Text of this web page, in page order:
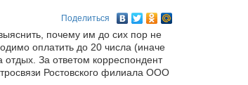
Поделиться
почему им до сих пор не
оплатить до 20 числа (иначе
За ответом корреспондент
Ростовского филиала ООО